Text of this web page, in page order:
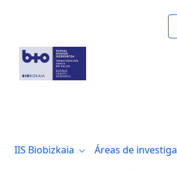
IIS Biobizkaia
Áreas de